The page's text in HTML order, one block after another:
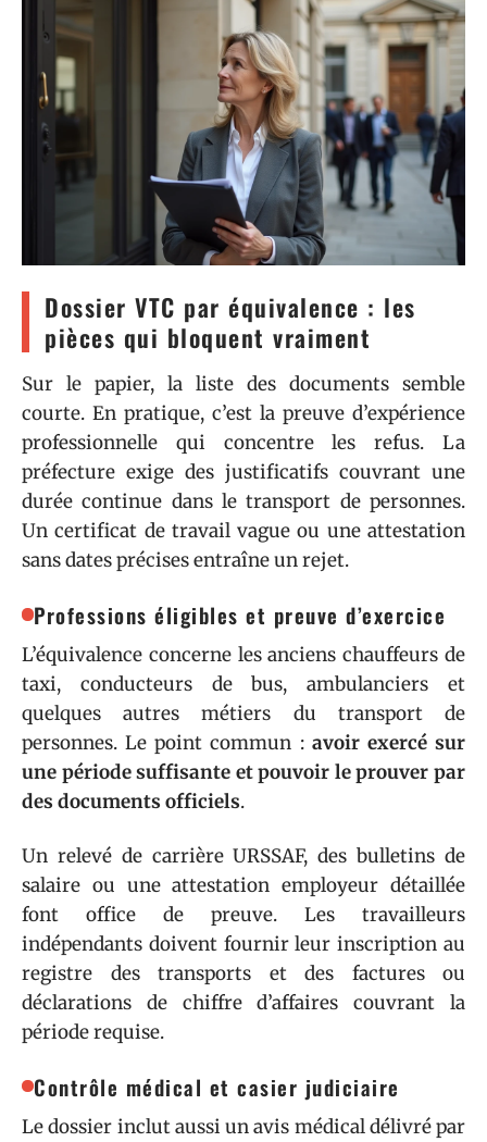
Dossier VTC par équivalence : les
pièces qui bloquent vraiment
Sur le papier, la liste des documents semble
courte. En pratique, c’est la preuve d’expérience
professionnelle qui concentre les refus. La
préfecture exige des justificatifs couvrant une
durée continue dans le transport de personnes.
Un certificat de travail vague ou une attestation
sans dates précises entraîne un rejet.
Professions éligibles et preuve d’exercice
L’équivalence concerne les anciens chauffeurs de
taxi, conducteurs de bus, ambulanciers et
quelques autres métiers du transport de
personnes. Le point commun : avoir exercé sur
une période suffisante et pouvoir le prouver par
des documents officiels.
Un relevé de carrière URSSAF, des bulletins de
salaire ou une attestation employeur détaillée
font office de preuve. Les travailleurs
indépendants doivent fournir leur inscription au
registre des transports et des factures ou
déclarations de chiffre d’affaires couvrant la
période requise.
Contrôle médical et casier judiciaire
Le dossier inclut aussi un avis médical délivré par